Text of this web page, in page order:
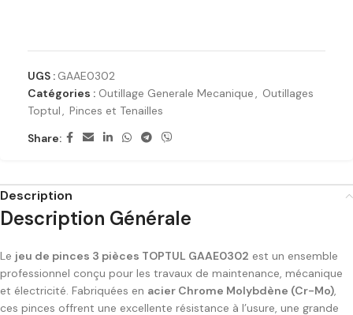
UGS : GAAE0302
Catégories : Outillage Generale Mecanique, Outillages
Toptul, Pinces et Tenailles
Share:
Description
Description Générale
Le jeu de pinces 3 pièces TOPTUL GAAE0302 est un ensemble
professionnel conçu pour les travaux de maintenance, mécanique
et électricité. Fabriquées en acier Chrome Molybdène (Cr-Mo),
ces pinces offrent une excellente résistance à l’usure, une grande